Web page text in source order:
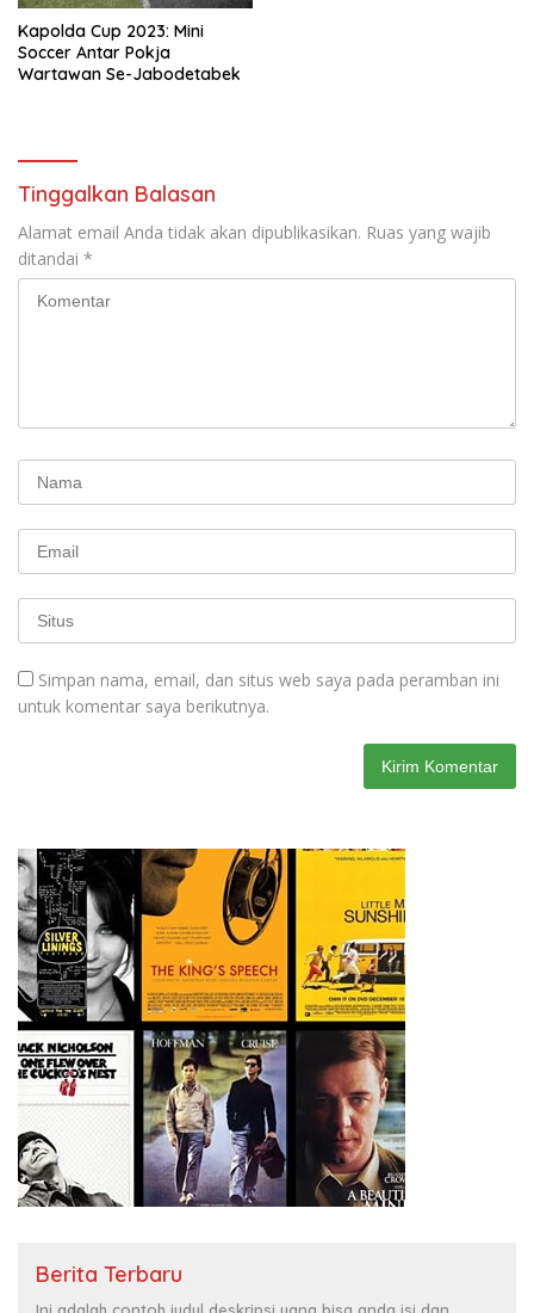
Kapolda Cup 2023: Mini
Soccer Antar Pokja
Wartawan Se-Jabodetabek
Tinggalkan Balasan
Alamat email Anda tidak akan dipublikasikan. Ruas yang wajib
ditandai *
Simpan nama, email, dan situs web saya pada peramban ini
untuk komentar saya berikutnya.
Berita Terbaru